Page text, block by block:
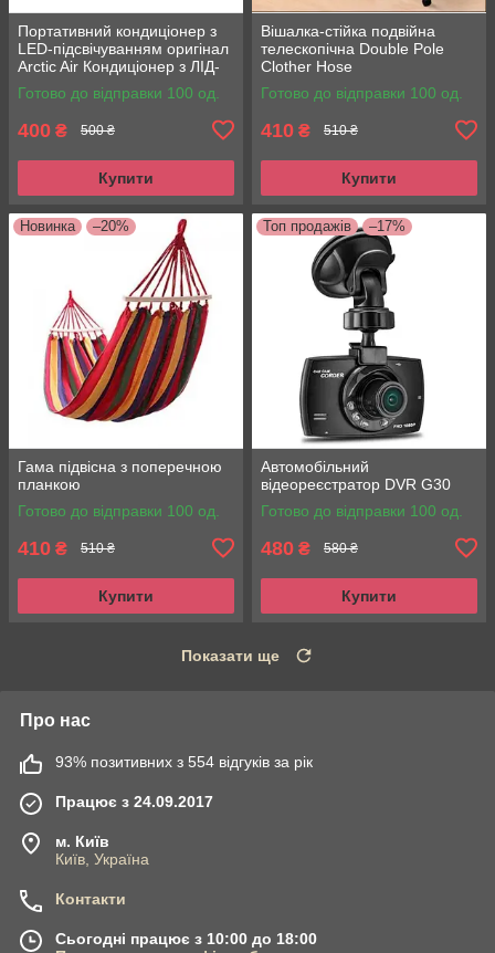
Портативний кондиціонер з
LED-підсвічуванням оригінал
Arctic Air Кондиціонер з ЛІД-
підсвіткою Арктик Еір
Готово до відправки 100 од.
400 ₴ 500 ₴
Купити
Вішалка-стійка подвійна
телескопічна Double Pole
Clother Hose
Готово до відправки 100 од.
410 ₴ 510 ₴
Купити
Новинка –20%
Гама підвісна з поперечною
планкою
Готово до відправки 100 од.
410 ₴ 510 ₴
Купити
Топ продажів –17%
Автомобільний
відеореєстратор DVR G30
Готово до відправки 100 од.
480 ₴ 580 ₴
Купити
Показати ще
Про нас
93% позитивних з 554 відгуків за рік
Працює з 24.09.2017
м. Київ
Київ, Україна
Контакти
Сьогодні працює з 10:00 до 18:00